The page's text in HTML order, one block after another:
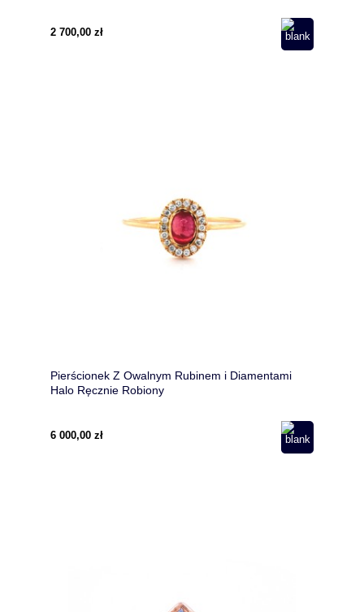
2 700,00 zł
Pierścionek Z Owalnym Rubinem i Diamentami
Halo Ręcznie Robiony
6 000,00 zł